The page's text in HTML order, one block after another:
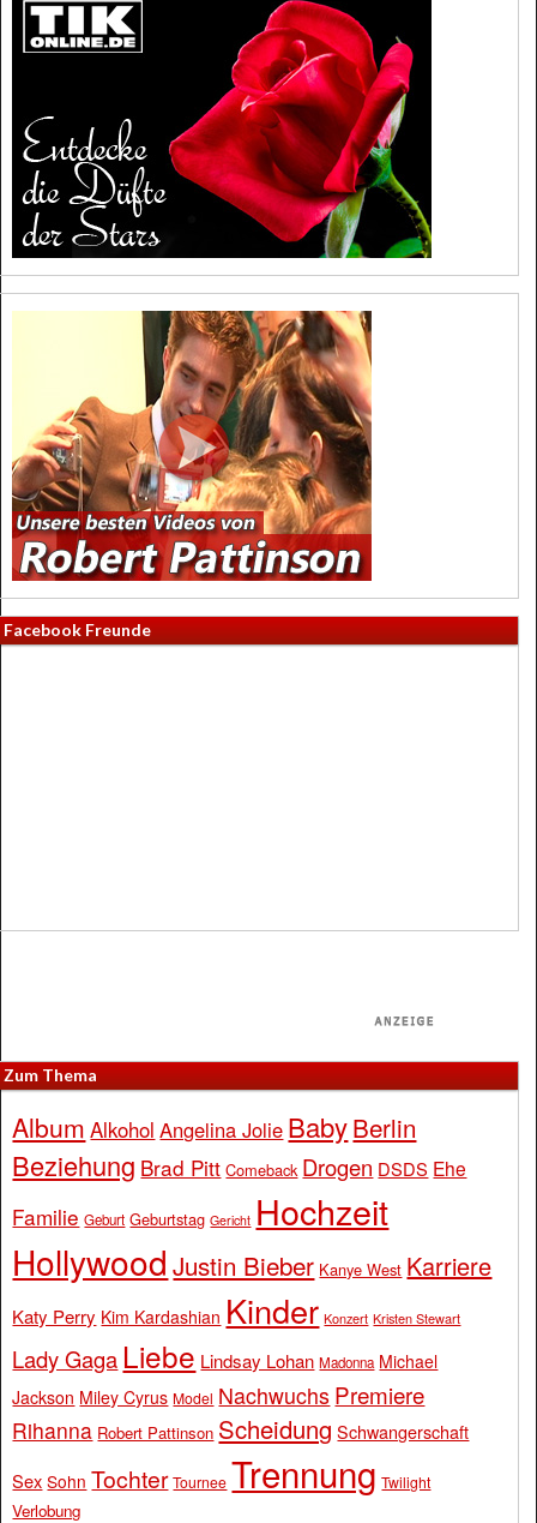
Facebook Freunde
Zum Thema
Album Alkohol Angelina Jolie BabyBerlin
Beziehung Brad Pitt Comeback Drogen DSDS Ehe
Familie Geburt Geburtstag Gericht Hochzeit
Hollywood Justin Bieber Kanye West Karriere
Katy Perry Kim Kardashian Kinder Konzert Kristen Stewart
Lady Gaga Liebe Lindsay Lohan Madonna Michael
Jackson Miley Cyrus Model Nachwuchs Premiere
Rihanna Robert Pattinson Scheidung Schwangerschaft
Sex Sohn Tochter Tournee Trennung Twilight
Verlobung